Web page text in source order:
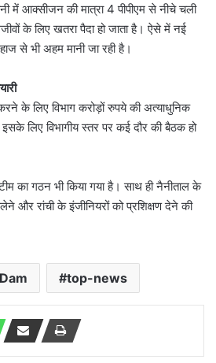
में आक्सीजन की मात्रा 4 पीपीएम से नीचे चली
के लिए खतरा पैदा हो जाता है। ऐसे में नई
से भी अहम मानी जा रही है।
के लिए विभाग करोड़ों रुपये की अत्याधुनिक
लिए विभागीय स्तर पर कई दौर की बैठक हो
का गठन भी किया गया है। साथ ही नैनीताल के
और रांची के इंजीनियरों को प्रशिक्षण देने की
top-news